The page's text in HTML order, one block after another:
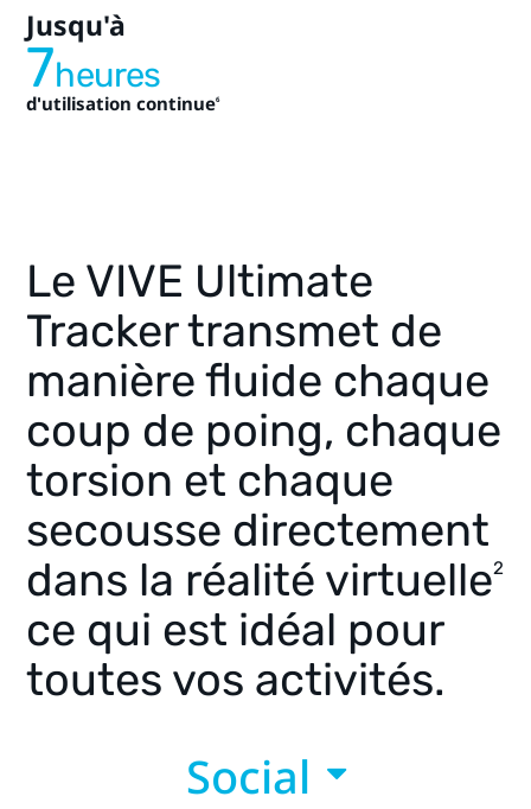
Jusqu'à
7heures
d'utilisation continue6
Le VIVE Ultimate
Tracker transmet de
manière fluide chaque
coup de poing, chaque
torsion et chaque
secousse directement
dans la réalité virtuelle2
ce qui est idéal pour
toutes vos activités.
Social